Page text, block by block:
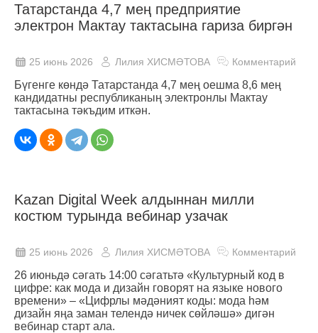
Татарстанда 4,7 мең предприятие
электрон Мактау тактасына гариза биргән
25 июнь 2026 Лилия ХИСМӘТОВА Комментарий
Бүгенге көндә Татарстанда 4,7 мең оешма 8,6 мең
кандидатны республиканың электронлы Мактау
тактасына тәкъдим иткән.
Kazan Digital Week алдыннан милли
костюм турында вебинар узачак
25 июнь 2026 Лилия ХИСМӘТОВА Комментарий
26 июньдә сәгать 14:00 сәгатьтә «Культурный код в
цифре: как мода и дизайн говорят на языке нового
времени» – «Цифрлы мәдәният коды: мода һәм
дизайн яңа заман телендә ничек сөйләшә» дигән
вебинар старт ала.